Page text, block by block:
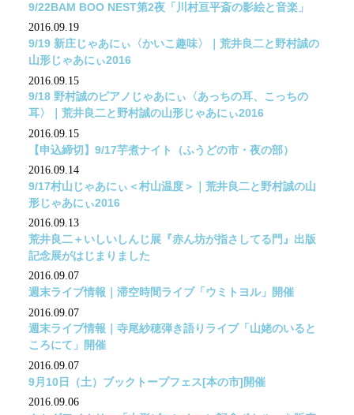
9/22BAM BOO NEST第2夜「川村亘平斎の影絵と音楽」
2016.09.19
9/19 新庄じゃあにぃ〈かいこ趣味〉｜荒井良二と野村誠の
山形じゃあにぃ2016
2016.09.15
9/18 野村誠のピアノじゃあにぃ〈あっちの耳、こっちの
耳〉｜荒井良二と野村誠の山形じゃあにぃ2016
2016.09.15
【申込締切】9/17芋煮ナイト（ふうどの市・夜の部）
2016.09.14
9/17村山じゃあにぃ＜村山温度＞｜荒井良二と野村誠の山
形じゃあにぃ2016
2016.09.13
荒井良二＋いしいしんじ展『赤ん坊が指さしてる門』出版
記念展がはじまりました
2016.09.07
週末ライブ情報｜滞空時間ライブ「ウミトヨル」開催
2016.09.07
週末ライブ情報｜寺尾紗穂弾き語りライブ「山姥のいると
ころにて」開催
2016.09.07
9月10日（土）ブックトープフェス[本の市]開催
2016.09.06